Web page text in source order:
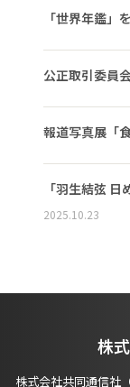
「世界年鑑」
公正取引委員
報道写真展「
「羽生結弦
2025.10.23
株
株式会社共同通信社